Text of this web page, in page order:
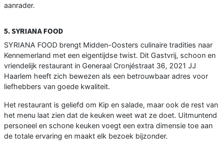
aanrader.
5. SYRIANA FOOD
SYRIANA FOOD brengt Midden-Oosters culinaire tradities naar
Kennemerland met een eigentijdse twist. Dit Gastvrij, schoon en
vriendelijk restaurant in Generaal Cronjéstraat 36, 2021 JJ
Haarlem heeft zich bewezen als een betrouwbaar adres voor
liefhebbers van goede kwaliteit.
Het restaurant is geliefd om Kip en salade, maar ook de rest van
het menu laat zien dat de keuken weet wat ze doet. Uitmuntend
personeel en schone keuken voegt een extra dimensie toe aan
de totale ervaring en maakt elk bezoek bijzonder.